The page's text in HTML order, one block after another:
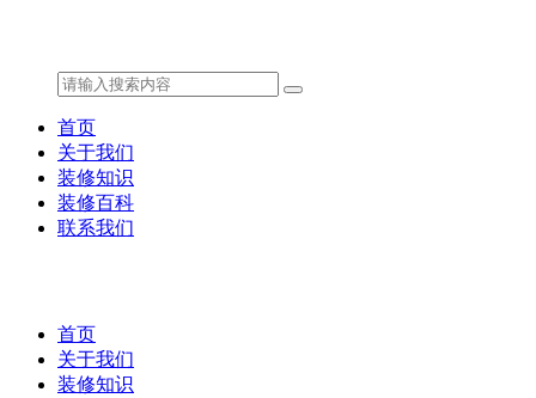
首页
关于我们
装修知识
装修百科
联系我们
首页
关于我们
装修知识